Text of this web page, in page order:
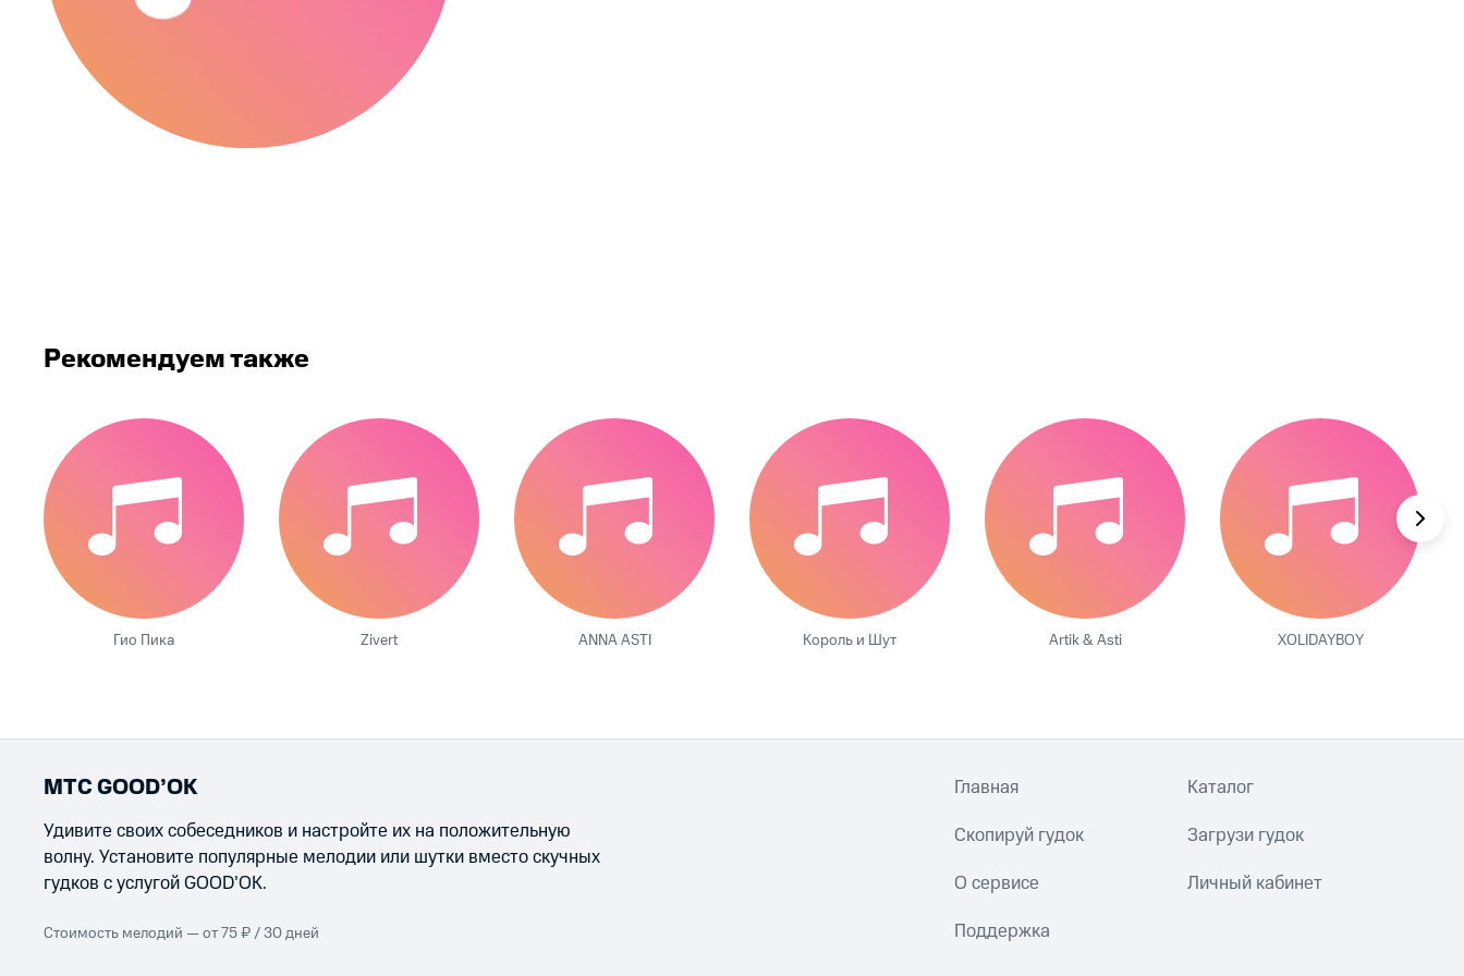
Рекомендуем также
Гио Пика Zivert ANNA ASTI Король и Шут Artik & Asti XOLIDAYBOY
МТС GOOD’OK
Удивите своих собеседников и настройте их на положительную
волну. Установите популярные мелодии или шутки вместо скучных
гудков с услугой GOOD’OK.
Стоимость мелодий — от 75 ₽ / 30 дней
Главная Каталог
Скопируй гудок Загрузи гудок
О сервисе Личный кабинет
Поддержка